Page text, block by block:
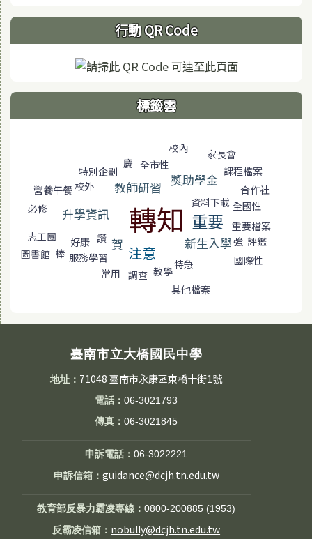
行動 QR Code
標籤雲
校內
特別企劃
慶 全市性
家長會
課程檔案
營養午餐校外 教師研習 獎助學金
合作社
必修
升學資訊 轉知 資料下載
重要
全國性
志工團
重要檔案
好康 讚
圖書館 棒
賀 注意 新生入學強 評鑑
服務學習
常用
調查 教學
特急 國際性
其他檔案
臺南市立大橋國民中學
地址： 71048 臺南市永康區東橋十街1號
電話：06-3021793
傳真：06-3021845
申訴電話：06-3022221
申訴信箱： guidance@dcjh.tn.edu.tw
教育部反暴力霸凌專線：0800-200885 (1953)
反霸凌信箱： nobully@dcjh.tn.edu.tw